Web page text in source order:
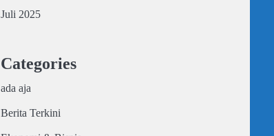
Juli 2025
Categories
ada aja
Berita Terkini